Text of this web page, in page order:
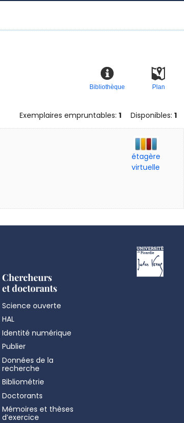
Plan
Bibliothèque
Exemplaires empruntables: 1 Disponibles: 1
étagère
virtuelle
Chercheurs
et doctorants
Science ouverte
HAL
Identité numérique
Publier
Données de la
recherche
Bibliométrie
Doctorants
Mémoires et thèses
d’exercice